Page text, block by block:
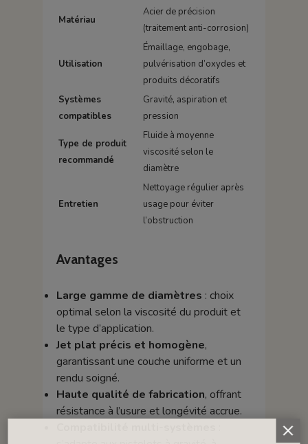
Matériau
Acier de précision
(traitement anti-corrosion)
Utilisation
Émaillage, engobage,
pulvérisation d’oxydes et
produits décoratifs
Systèmes
compatibles
Gravité, aspiration et
pression
Type de produit
recommandé
Fluide à moyenne
viscosité selon le
diamètre
Entretien
Nettoyage régulier après
usage pour éviter
l’obstruction
Avantages
Large gamme de diamètres : choix
optimal selon la viscosité du produit et
le type d’application.
Jet plat précis et homogène,
garantissant une couche uniforme et un
rendu soigné.
Haute qualité de fabrication, offrant
résistance à l’usure et longévité accrue.